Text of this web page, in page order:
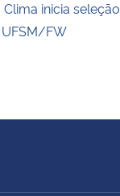
inicia
FW